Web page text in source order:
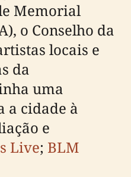
Memorial
o Conselho da
locais e
da
uma
a cidade à
e
Live; BLM